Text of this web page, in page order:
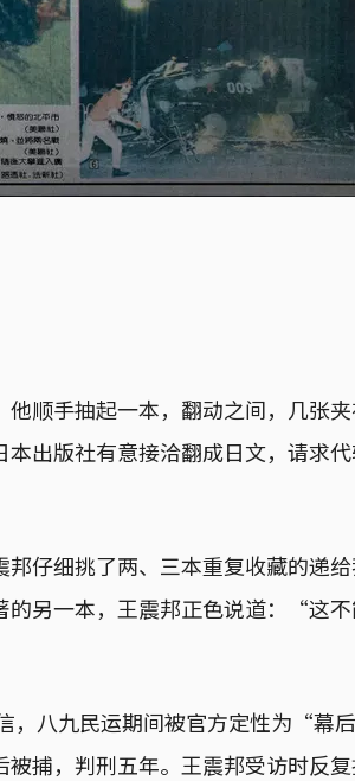
顺手抽起一本，翻动之间，几张
出版社有意接洽翻成日文，请求
仔细挑了两、三本重复收藏的递
另一本，王震邦正色说道：“这
，八九民运期间被官方定性为“幕
捕，判刑五年。王震邦受访时反